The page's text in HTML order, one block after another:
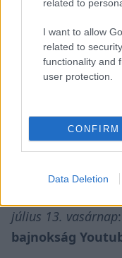
related to
I want to allow
related to
functionality and
user protection.
CONFIRM
Data Deletion
WEC, Interlagos
július 12. szombat:
július 13. vasárnap
IMSA, Detroit
július 13. vasárnap
bajnokság